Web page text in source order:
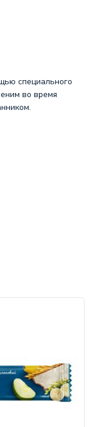
специального
во время